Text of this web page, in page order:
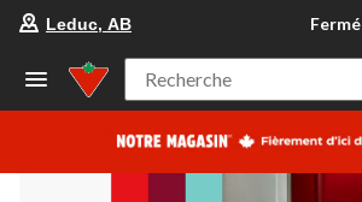
votre
préféré
Leduc,
AB,
courament
Ouverture
Leduc, AB Fermé
Recherche